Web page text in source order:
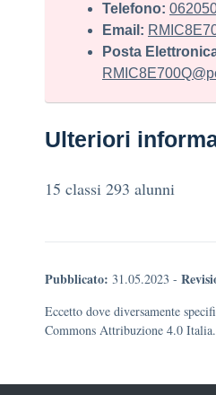
Telefono:
Email:
Posta
Ulteriori
15 classi 293 alunni
Pubblicato: 31.05.2023 -
Eccetto dove diversamente
Commons Attribuzione 4.0 Italia.